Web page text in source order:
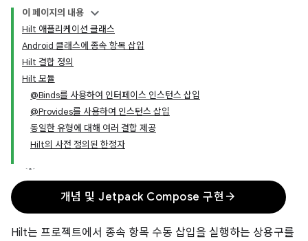
이 페이지의 내용
Hilt 애플리케이션 클래스
Android 클래스에 종속 항목 삽입
Hilt 결합 정의
Hilt 모듈
@Binds를 사용하여 인터페이스 인스턴스 삽입
@Provides를 사용하여 인스턴스 삽입
동일한 유형에 대해 여러 결합 제공
Hilt의 사전 정의된 한정자
개념 및 Jetpack Compose 구현 arrow_forward
Hilt는 프로젝트에서 종속 항목 수동 삽입을 실행하는 상용구를